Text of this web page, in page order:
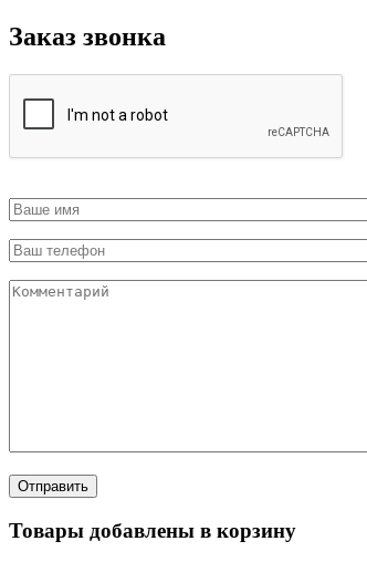
Заказ звонка
Товары добавлены в корзину